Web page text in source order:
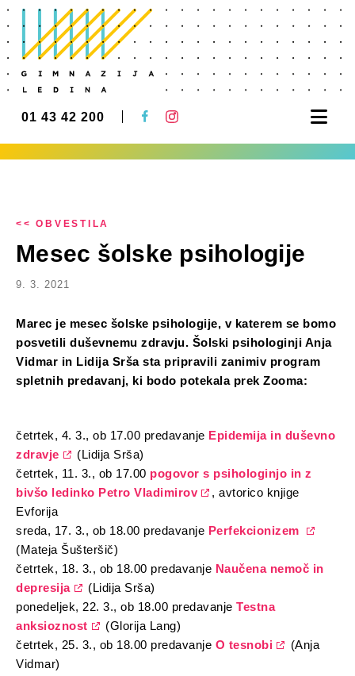
01 43 42 200
<< OBVESTILA
Mesec šolske psihologije
9. 3. 2021
Marec je mesec šolske psihologije, v katerem se bomo
posvetili duševnemu zdravju. Šolski psihologinji Anja
Vidmar in Lidija Srša sta pripravili zanimiv program
spletnih predavanj, ki bodo potekala prek Zooma:
četrtek, 4. 3., ob 17.00 predavanje Epidemija in duševno
zdravje
(Lidija Srša)
četrtek, 11. 3., ob 17.00 pogovor s psihologinjo in z
bivšo ledinko Petro Vladimirov
, avtorico knjige
Evforija
sreda, 17. 3., ob 18.00 predavanje Perfekcionizem
(Mateja Šušteršič)
četrtek, 18. 3., ob 18.00 predavanje Naučena nemoč in
depresija
(Lidija Srša)
ponedeljek, 22. 3., ob 18.00 predavanje Testna
anksioznost
(Glorija Lang)
četrtek, 25. 3., ob 18.00 predavanje O tesnobi
(Anja
Vidmar)